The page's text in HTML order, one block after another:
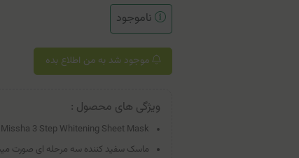
ناموجود
موجود شد به من اطلاع بده
ویژگی های محصول :
Missha 3 Step Whitening Sheet Mask